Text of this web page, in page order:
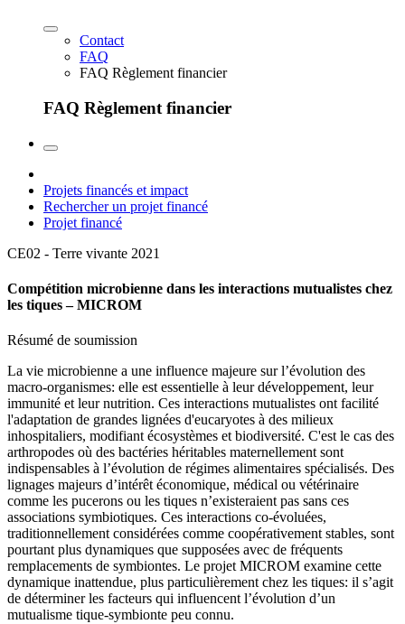
Contact
FAQ
FAQ Règlement financier
FAQ Règlement financier
Projets financés et impact
Rechercher un projet financé
Projet financé
CE02 - Terre vivante 2021
Compétition microbienne dans les interactions mutualistes chez
les tiques – MICROM
Résumé de soumission
La vie microbienne a une influence majeure sur l’évolution des
macro-organismes: elle est essentielle à leur développement, leur
immunité et leur nutrition. Ces interactions mutualistes ont facilité
l'adaptation de grandes lignées d'eucaryotes à des milieux
inhospitaliers, modifiant écosystèmes et biodiversité. C'est le cas des
arthropodes où des bactéries héritables maternellement sont
indispensables à l’évolution de régimes alimentaires spécialisés. Des
lignages majeurs d’intérêt économique, médical ou vétérinaire
comme les pucerons ou les tiques n’existeraient pas sans ces
associations symbiotiques. Ces interactions co-évoluées,
traditionnellement considérées comme coopérativement stables, sont
pourtant plus dynamiques que supposées avec de fréquents
remplacements de symbiontes. Le projet MICROM examine cette
dynamique inattendue, plus particulièrement chez les tiques: il s’agit
de déterminer les facteurs qui influencent l’évolution d’un
mutualisme tique-symbionte peu connu.